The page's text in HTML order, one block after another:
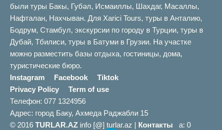
написаны в объявлениях. Если у вас возникнут вопросы, вы
можете набрать контактные телефоны в объявлениях. Мы
рекомендуем вам посетить нас для получения последних
объявлений. Цены в объявлениях на нашем сайте также
приемлемые.
были туры Бакы, Губəл, Исмаиллы, Шахдаг, Масаллы,
Нафталан, Нахчыван. Для Xarici Tours, туры в Анталию,
Бодрум, Стамбул, экскурсии по городу в Турции, туры в
Дубай, Тбилиси, туры в Батуми в Грузии. На участке
можно разместить базы отдыха, гостиницы, дома,
туристические бюро.
Instagram
Facebook
Tiktok
Privacy Policy
Term of use
Телефон: 077 1324956
Адрес: город Баку, Ахмеда Раджабли 15
© 2016 TURLAR.AZ info [@] turlar.az | Контакты a: 0